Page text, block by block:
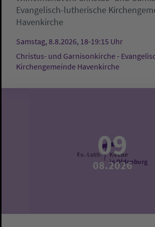
Evangelisch-lutherische
Havenkirche
Samstag, 8.8.2026, 18-19:15 Uhr
Christus- und Garnisonkirche -
Kirchengemeinde Havenkirche
09
08.2026